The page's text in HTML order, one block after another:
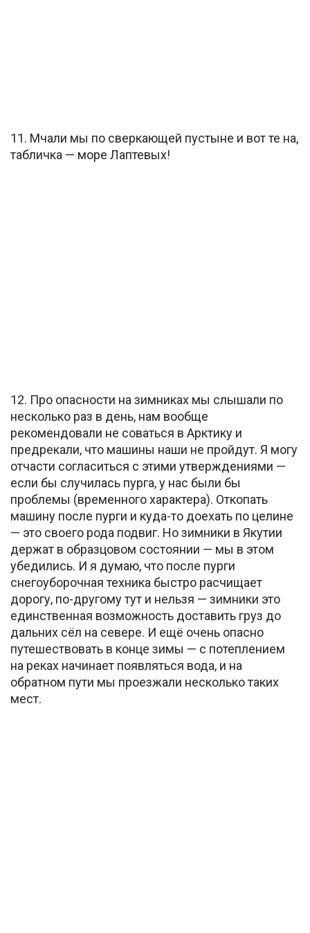
11. Мчали мы по сверкающей пустыне и вот те на,
табличка — море Лаптевых!
12. Про опасности на зимниках мы слышали по
несколько раз в день, нам вообще
рекомендовали не соваться в Арктику и
предрекали, что машины наши не пройдут. Я могу
отчасти согласиться с этими утверждениями —
если бы случилась пурга, у нас были бы
проблемы (временного характера). Откопать
машину после пурги и куда-то доехать по целине
— это своего рода подвиг. Но зимники в Якутии
держат в образцовом состоянии — мы в этом
убедились. И я думаю, что после пурги
снегоуборочная техника быстро расчищает
дорогу, по-другому тут и нельзя — зимники это
единственная возможность доставить груз до
дальних сёл на севере. И ещё очень опасно
путешествовать в конце зимы — с потеплением
на реках начинает появляться вода, и на
обратном пути мы проезжали несколько таких
мест.